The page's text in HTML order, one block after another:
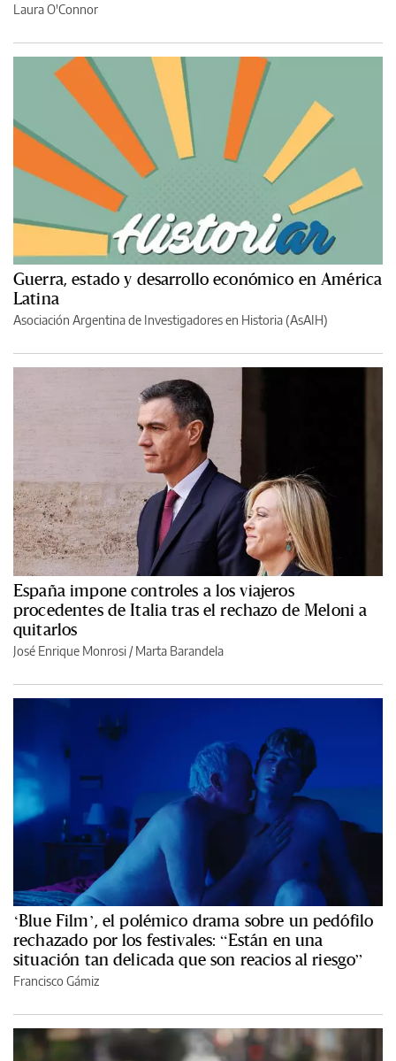
Laura O'Connor
Guerra, estado y desarrollo económico en América
Latina
Asociación Argentina de Investigadores en Historia (AsAIH)
España impone controles a los viajeros
procedentes de Italia tras el rechazo de Meloni a
quitarlos
José Enrique Monrosi / Marta Barandela
‘Blue Film’, el polémico drama sobre un pedófilo
rechazado por los festivales: “Están en una
situación tan delicada que son reacios al riesgo”
Francisco Gámiz